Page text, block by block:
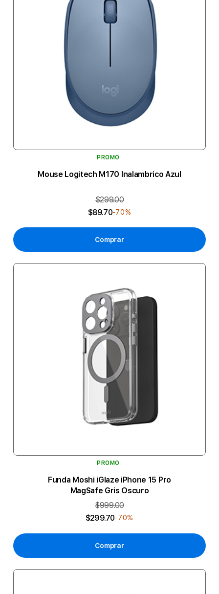
PROMO
Mouse Logitech M170 Inalambrico Azul
$299.00
$89.70-70%
Comprar
PROMO
Funda Moshi iGlaze iPhone 15 Pro
MagSafe Gris Oscuro
$999.00
$299.70-70%
Comprar